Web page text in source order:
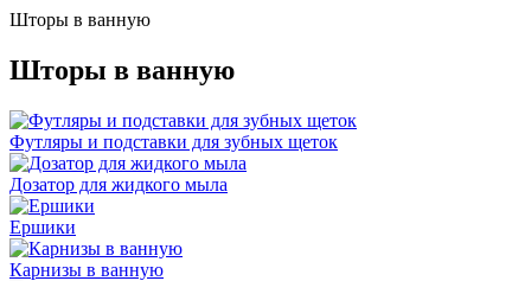
Шторы в ванную
Шторы в ванную
Футляры и подставки для зубных щеток
Дозатор для жидкого мыла
Ершики
Карнизы в ванную